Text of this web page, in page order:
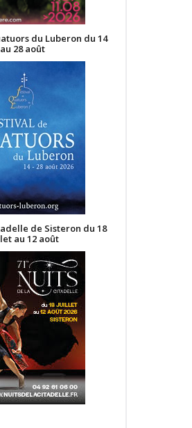
du Luberon du 14
au 28 août
de Sisteron du 18
au 12 août